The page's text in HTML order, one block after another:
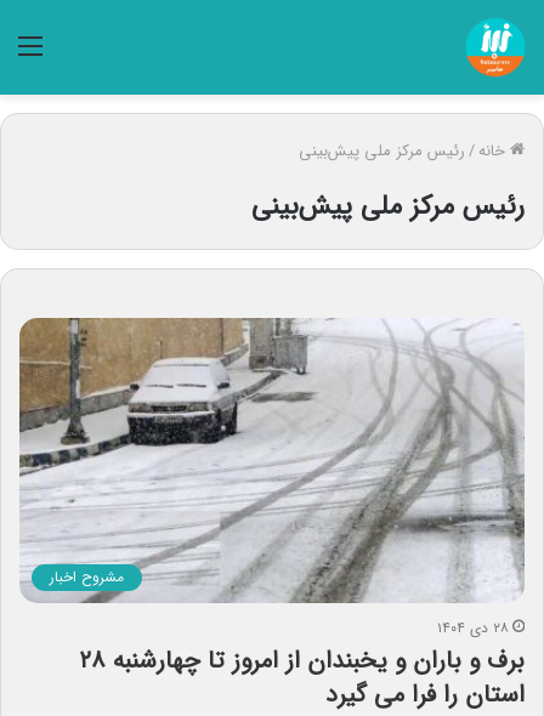
خانه/رئیس مرکز ملی پیش‌بینی
رئیس مرکز ملی پیش‌بینی
مشروح اخبار
۲۸ دی ۱۴۰۴
برف و باران و یخبندان از امروز تا چهارشنبه ۲۸
استان را فرا می گیرد